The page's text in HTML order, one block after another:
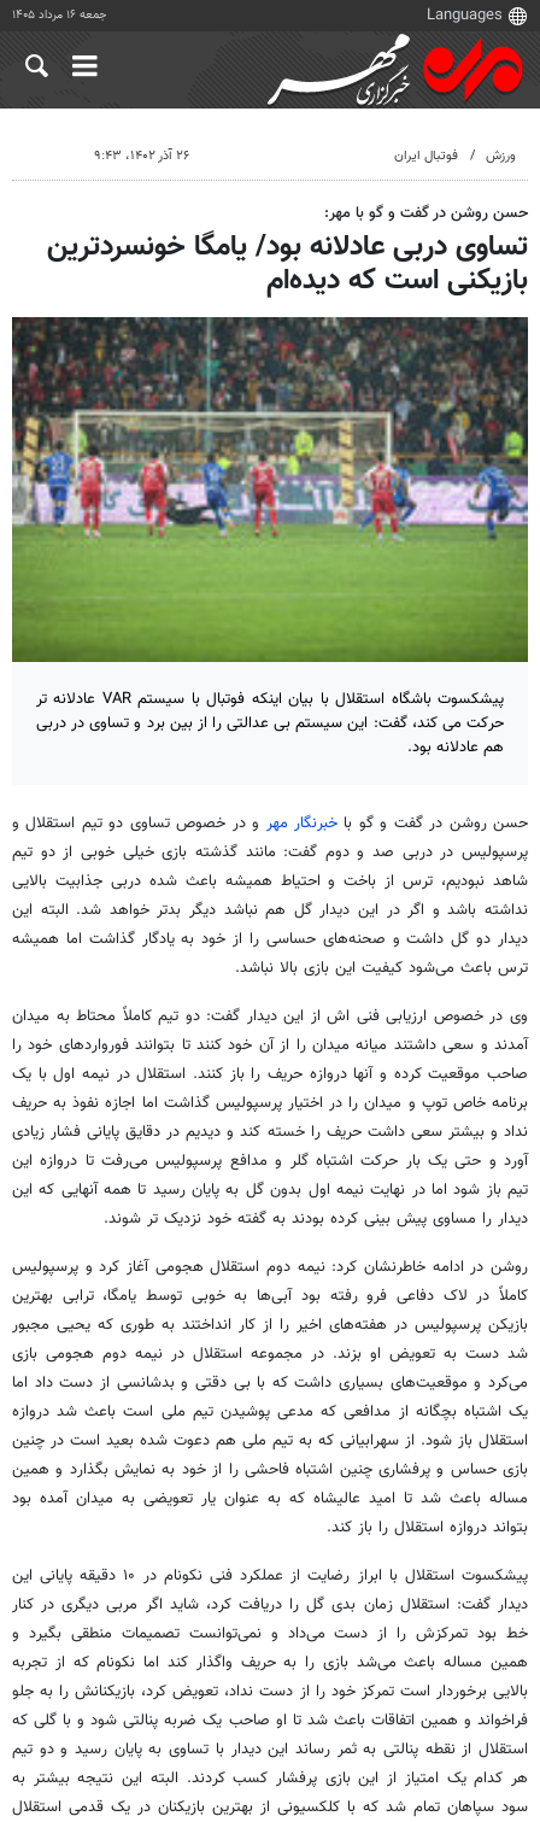
جمعه ۱۶ مرداد ۱۴۰۵
ورزش فوتبال ایران ۲۶ آذر ۱۴۰۲، ۹:۴۳
حسن روشن در گفت و گو با مهر:
تساوی دربی عادلانه بود/ یامگا خونسردترین
بازیکنی است که دیده‌ام
پیشکسوت باشگاه استقلال با بیان اینکه فوتبال با سیستم VAR عادلانه تر
حرکت می کند، گفت: این سیستم بی عدالتی را از بین برد و تساوی در دربی
هم عادلانه بود.
حسن روشن در گفت و گو با خبرنگار مهر و در خصوص تساوی دو تیم استقلال و
پرسپولیس در دربی صد و دوم گفت: مانند گذشته بازی خیلی خوبی از دو تیم
شاهد نبودیم، ترس از باخت و احتیاط همیشه باعث شده دربی جذابیت بالایی
نداشته باشد و اگر در این دیدار گل هم نباشد دیگر بدتر خواهد شد. البته این
دیدار دو گل داشت و صحنه‌های حساسی را از خود به یادگار گذاشت اما همیشه
ترس باعث می‌شود کیفیت این بازی بالا نباشد.
وی در خصوص ارزیابی فنی اش از این دیدار گفت: دو تیم کاملاً محتاط به میدان
آمدند و سعی داشتند میانه میدان را از آن خود کنند تا بتوانند فورواردهای خود را
صاحب موقعیت کرده و آنها دروازه حریف را باز کنند. استقلال در نیمه اول با یک
برنامه خاص توپ و میدان را در اختیار پرسپولیس گذاشت اما اجازه نفوذ به حریف
نداد و بیشتر سعی داشت حریف را خسته کند و دیدیم در دقایق پایانی فشار زیادی
آورد و حتی یک بار حرکت اشتباه گلر و مدافع پرسپولیس می‌رفت تا دروازه این
تیم باز شود اما در نهایت نیمه اول بدون گل به پایان رسید تا همه آنهایی که این
دیدار را مساوی پیش بینی کرده بودند به گفته خود نزدیک تر شوند.
روشن در ادامه خاطرنشان کرد: نیمه دوم استقلال هجومی آغاز کرد و پرسپولیس
کاملاً در لاک دفاعی فرو رفته بود آبی‌ها به خوبی توسط یامگا، ترابی بهترین
بازیکن پرسپولیس در هفته‌های اخیر را از کار انداختند به طوری که یحیی مجبور
شد دست به تعویض او بزند. در مجموعه استقلال در نیمه دوم هجومی بازی
می‌کرد و موقعیت‌های بسیاری داشت که با بی دقتی و بدشانسی از دست داد اما
یک اشتباه بچگانه از مدافعی که مدعی پوشیدن تیم ملی است باعث شد دروازه
استقلال باز شود. از سهرابیانی که به تیم ملی هم دعوت شده بعید است در چنین
بازی حساس و پرفشاری چنین اشتباه فاحشی را از خود به نمایش بگذارد و همین
مساله باعث شد تا امید عالیشاه که به عنوان یار تعویضی به میدان آمده بود
بتواند دروازه استقلال را باز کند.
پیشکسوت استقلال با ابراز رضایت از عملکرد فنی نکونام در ۱۰ دقیقه پایانی این
دیدار گفت: استقلال زمان بدی گل را دریافت کرد، شاید اگر مربی دیگری در کنار
خط بود تمرکزش را از دست می‌داد و نمی‌توانست تصمیمات منطقی بگیرد و
همین مساله باعث می‌شد بازی را به حریف واگذار کند اما نکونام که از تجربه
بالایی برخوردار است تمرکز خود را از دست نداد، تعویض کرد، بازیکنانش را به جلو
فراخواند و همین اتفاقات باعث شد تا او صاحب یک ضربه پنالتی شود و با گلی که
استقلال از نقطه پنالتی به ثمر رساند این دیدار با تساوی به پایان رسید و دو تیم
هر کدام یک امتیاز از این بازی پرفشار کسب کردند. البته این نتیجه بیشتر به
سود سپاهان تمام شد که با کلکسیونی از بهترین بازیکنان در یک قدمی استقلال